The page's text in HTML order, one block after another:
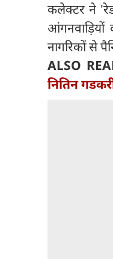
कलेक्टर ने
नागरिकों से
ALSO
नितिन